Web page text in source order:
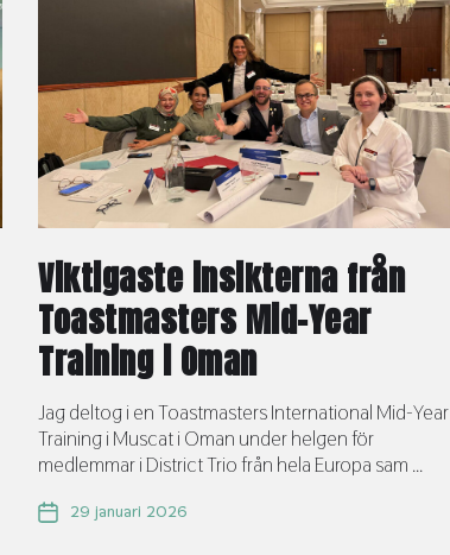
Viktigaste insikterna från
Toastmasters Mid-Year
Training i Oman
Jag deltog i en Toastmasters International Mid-Year
Training i Muscat i Oman under helgen för
medlemmar i District Trio från hela Europa sam ...
29 januari 2026